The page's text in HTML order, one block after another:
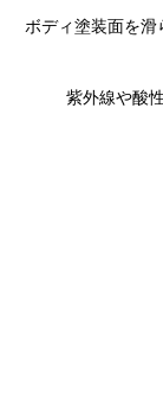
ボディ塗装面を滑
紫外線や酸